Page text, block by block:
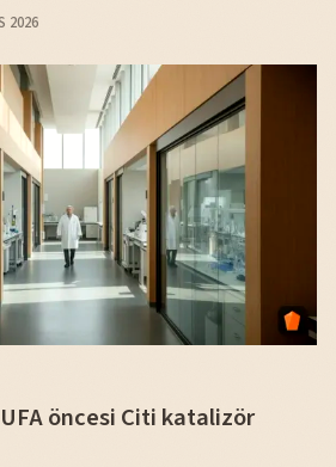
2026
öncesi Citi katalizör